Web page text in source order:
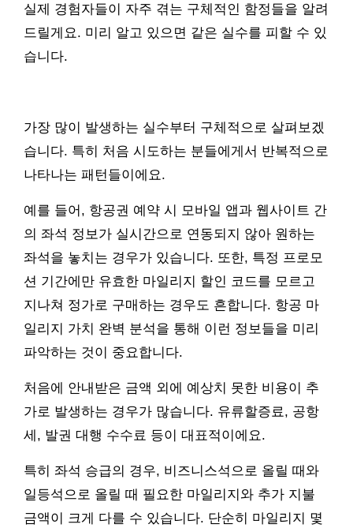
실제 경험자들이 자주 겪는 구체적인 함정들을 알려
드릴게요. 미리 알고 있으면 같은 실수를 피할 수 있
습니다.
가장 많이 발생하는 실수부터 구체적으로 살펴보겠
습니다. 특히 처음 시도하는 분들에게서 반복적으로
나타나는 패턴들이에요.
예를 들어, 항공권 예약 시 모바일 앱과 웹사이트 간
의 좌석 정보가 실시간으로 연동되지 않아 원하는
좌석을 놓치는 경우가 있습니다. 또한, 특정 프로모
션 기간에만 유효한 마일리지 할인 코드를 모르고
지나쳐 정가로 구매하는 경우도 흔합니다. 항공 마
일리지 가치 완벽 분석을 통해 이런 정보들을 미리
파악하는 것이 중요합니다.
처음에 안내받은 금액 외에 예상치 못한 비용이 추
가로 발생하는 경우가 많습니다. 유류할증료, 공항
세, 발권 대행 수수료 등이 대표적이에요.
특히 좌석 승급의 경우, 비즈니스석으로 올릴 때와
일등석으로 올릴 때 필요한 마일리지와 추가 지불
금액이 크게 다를 수 있습니다. 단순히 마일리지 몇